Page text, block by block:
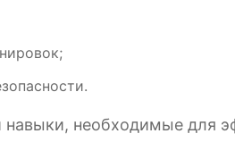
навыки, необходимые для